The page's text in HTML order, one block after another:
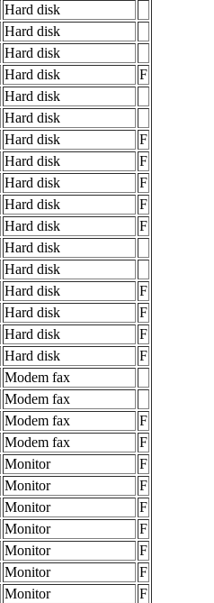
Hard disk
Hard disk
Hard disk
Hard disk
F
Hard disk
Hard disk
Hard disk
F
Hard disk
F
Hard disk
F
Hard disk
F
Hard disk
F
Hard disk
Hard disk
Hard disk
F
Hard disk
F
Hard disk
F
Hard disk
F
Modem fax
Modem fax
Modem fax
F
Modem fax
F
Monitor
F
Monitor
F
Monitor
F
Monitor
F
Monitor
F
Monitor
F
Monitor
F